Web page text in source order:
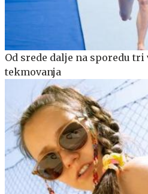
Od srede dalje na sporedu
tekmovanja